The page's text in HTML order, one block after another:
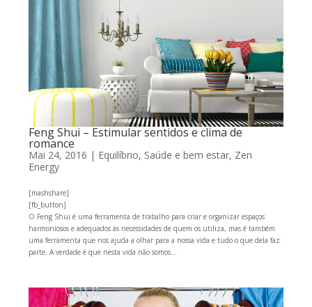
Feng Shui – Estimular sentidos e clima de
romance
Mai 24, 2016 | Equilíbrio, Saúde e bem estar, Zen
Energy
[mashshare]
[fb_button]
O Feng Shui é uma ferramenta de trabalho para criar e organizar espaços
harmoniosos e adequados às necessidades de quem os utiliza, mas é também
uma ferramenta que nos ajuda a olhar para a nossa vida e tudo o que dela faz
parte. A verdade é que nesta vida não somos...